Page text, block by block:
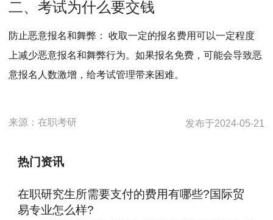
二、考试为什么要交钱
防止恶意报名和舞弊： 收取一定的报名费用可以一定程度
上减少恶意报名和舞弊行为。如果报名免费，可能会导致恶
意报名人数激增，给考试管理带来困难。
来源：在职考研 发布于2024-05-21
热门资讯
在职研究生所需要支付的费用有哪些?国际贸
易专业怎么样?